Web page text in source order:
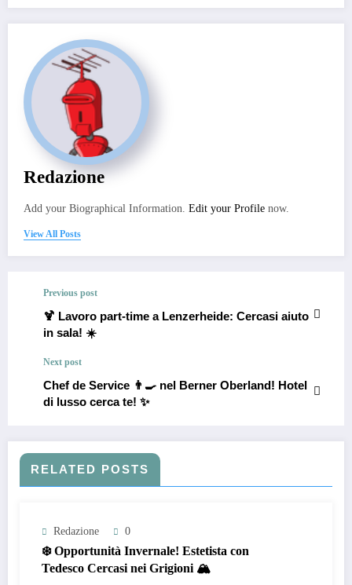
Redazione
Add your Biographical Information. Edit your Profile now.
View All Posts
Previous post
🍹 Lavoro part-time a Lenzerheide: Cercasi aiuto
in sala! ☀️
Next post
Chef de Service 👨‍🍳 nel Berner Oberland! Hotel
di lusso cerca te! ✨
RELATED POSTS
Redazione 0
❄️ Opportunità Invernale! Estetista con
Tedesco Cercasi nei Grigioni 🏔️